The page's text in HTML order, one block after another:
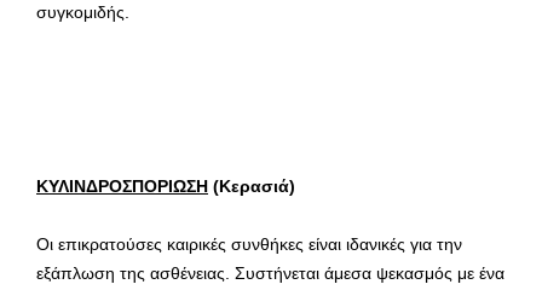
συγκομιδής.
ΚΥΛΙΝΔΡΟΣΠΟΡΙΩΣΗ (Κερασιά)
Οι επικρατούσες καιρικές συνθήκες είναι ιδανικές για την
εξάπλωση της ασθένειας. Συστήνεται άμεσα ψεκασμός με ένα